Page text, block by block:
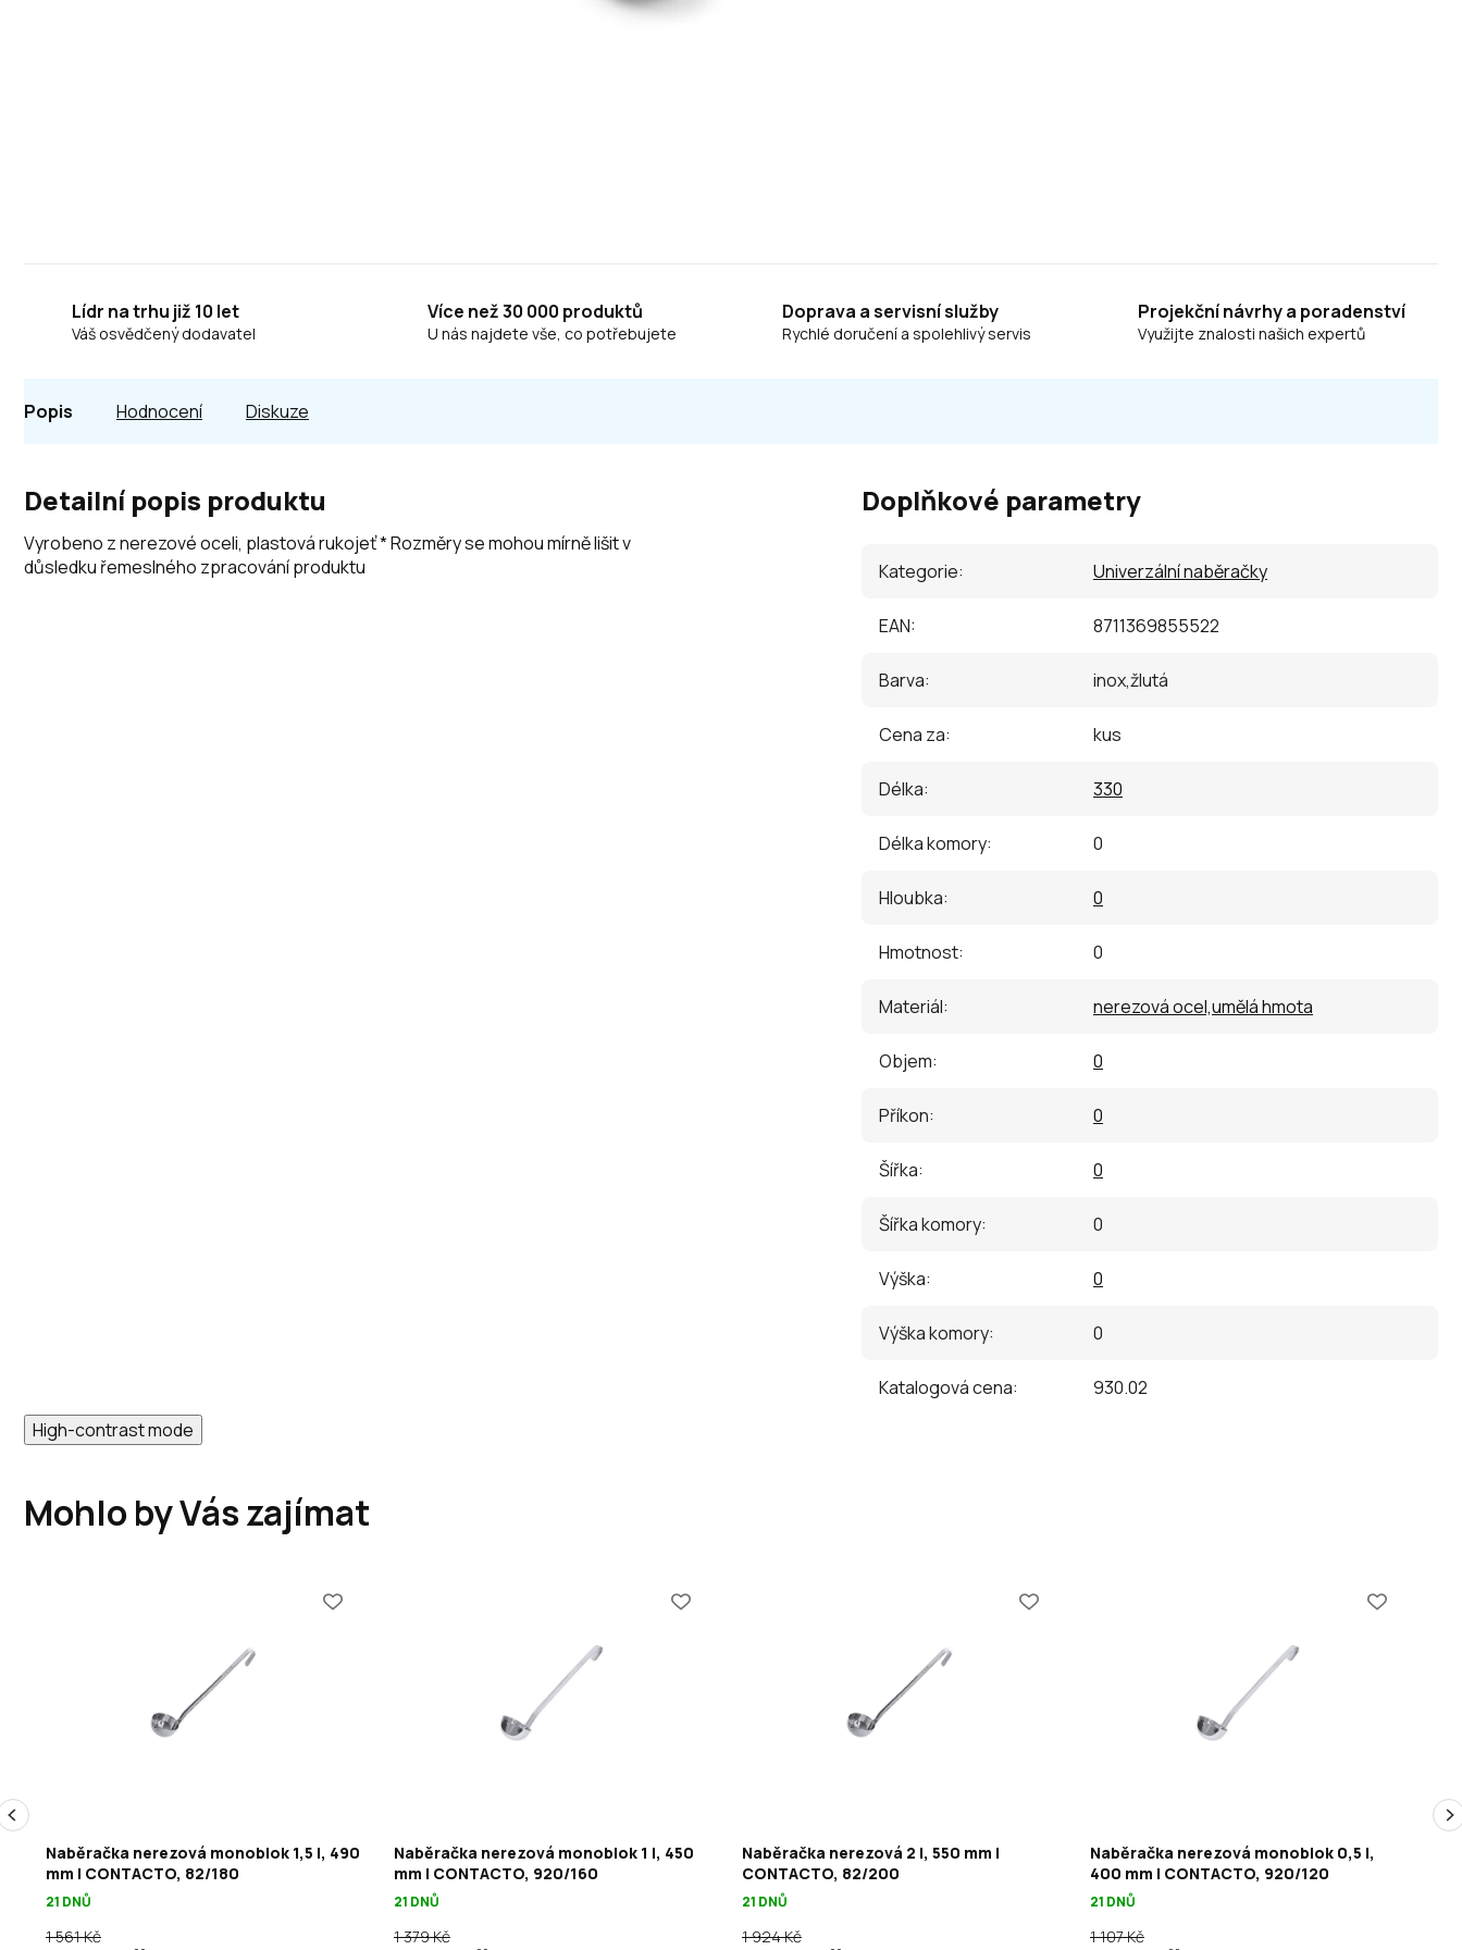
Lídr na trhu již 10 let
Váš osvědčený dodavatel
Více než 30 000 produktů
U nás najdete vše, co potřebujete
Doprava a servisní služby
Rychlé doručení a spolehlivý servis
Projekční návrhy a poradenství
Využijte znalosti našich expertů
Popis Hodnocení Diskuze
Detailní popis produktu
Vyrobeno z nerezové oceli, plastová rukojeť * Rozměry se mohou mírně lišit v
důsledku řemeslného zpracování produktu
Doplňkové parametry
Kategorie: Univerzální naběračky
EAN: 8711369855522
Barva: inox,žlutá
Cena za: kus
Délka: 330
Délka komory: 0
Hloubka: 0
Hmotnost: 0
Materiál: nerezová ocel,umělá hmota
Objem: 0
Příkon: 0
Šířka: 0
Šířka komory: 0
Výška: 0
Výška komory: 0
Katalogová cena:
930.02
High-contrast mode
Mohlo by Vás zajímat
Naběračka nerezová monoblok 1,5 l, 490
mm | CONTACTO, 82/180
21 DNŮ
1 561 Kč
Naběračka nerezová monoblok 1 l, 450
mm | CONTACTO, 920/160
21 DNŮ
1 379 Kč
Naběračka nerezová 2 l, 550 mm |
CONTACTO, 82/200
21 DNŮ
1 924 Kč
Naběračka nerezová monoblok 0,5 l,
400 mm | CONTACTO, 920/120
21 DNŮ
1 107 Kč